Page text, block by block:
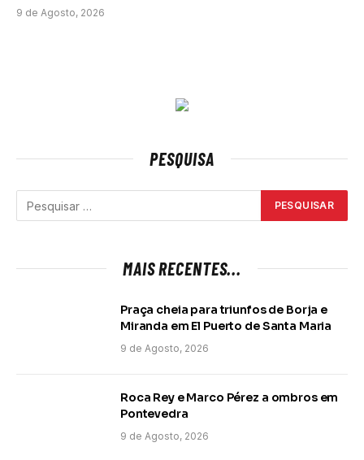
9 de Agosto, 2026
PESQUISA
MAIS RECENTES...
Praça cheia para triunfos de Borja e
Miranda em El Puerto de Santa Maria
9 de Agosto, 2026
Roca Rey e Marco Pérez a ombros em
Pontevedra
9 de Agosto, 2026